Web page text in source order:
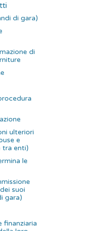
di gara)
di
ulteriori
e
tra enti)
le
suoi
gara)
finanziaria